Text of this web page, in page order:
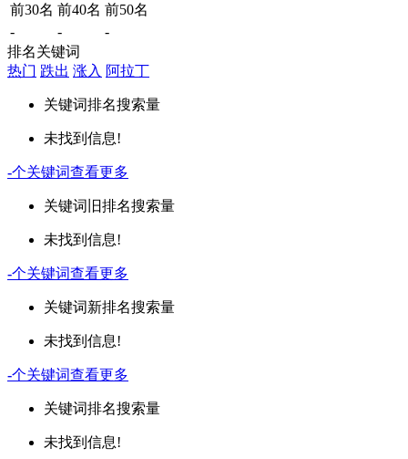
前30名 前40名 前50名
-
-
-
排名关键词
热门 跌出 涨入 阿拉丁
关键词排名搜索量
未找到信息!
-个关键词查看更多
关键词 旧排名搜索量
未找到信息!
-个关键词查看更多
关键词新排名搜索量
未找到信息!
-个关键词查看更多
关键词排名搜索量
未找到信息!